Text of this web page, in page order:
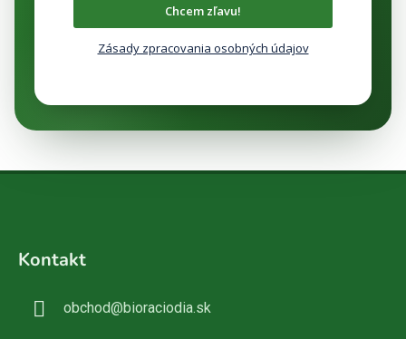
Chcem zľavu!
Zásady zpracovania osobných údajov
Kontakt
obchod@bioraciodia.sk